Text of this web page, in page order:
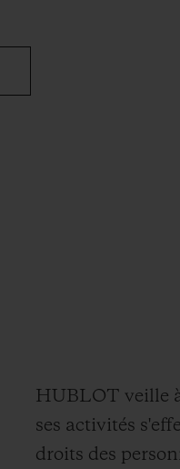
HUBLOT veille
ses activités
droits des